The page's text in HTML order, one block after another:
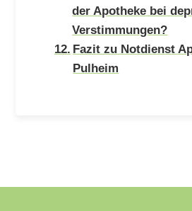
der Apotheke bei
Verstimmungen?
Fazit zu Notdienst
Pulheim